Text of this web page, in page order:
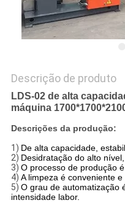
Descrição de produto
LDS-02 de alta
máquina
Descrições da produção:
1) De alta capacidade,
2) Desidratação do alto
3) O processo de produção
4) A limpeza é conveniente
5) O grau de automatização
intensidade labor.